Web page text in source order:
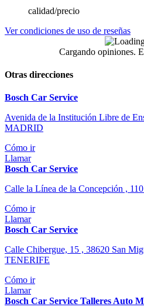
calidad/precio
Ver condiciones de uso de reseñas
Cargando opiniones.
Otras direcciones
Bosch Car Service
Avenida de la Institución Libre de
MADRID
Cómo ir
Llamar
Bosch Car Service
Calle la Línea de la Concepción ,
Cómo ir
Llamar
Bosch Car Service
Calle Chibergue, 15 , 38620 San
TENERIFE
Cómo ir
Llamar
Bosch Car Service Talleres Auto